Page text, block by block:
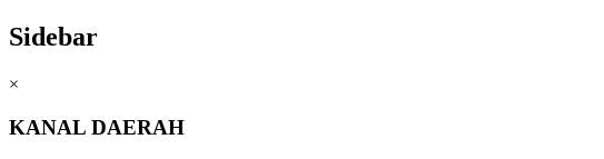
Sidebar
×
KANAL DAERAH